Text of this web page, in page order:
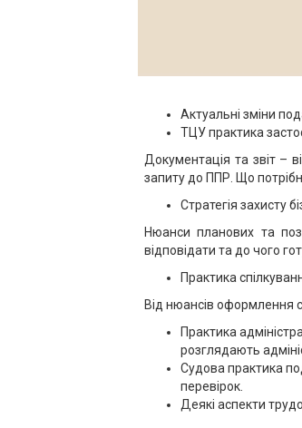
Актуальні зміни
ТЦУ практика
Документація та звіт –
запиту до ППР. Що
Стратегія захисту
Нюанси планових та
відповідати та до чого
Практика
Від нюансів оформлення
Практика
розглядають
Судова практика
перевірок.
Деякі аспекти